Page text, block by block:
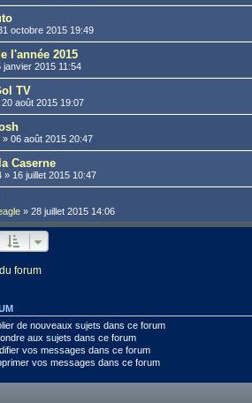
octobre 2015 19:49
l'année 2015
janvier 2015 11:54
TV
20 août 2015 19:07
»06 août 2015 20:47
Caserne
» 16 juillet 2015 10:47
»28 juillet 2015 14:06
forum
de nouveaux sujets dans ce forum
aux sujets dans ce forum
vos messages dans ce forum
vos messages dans ce forum